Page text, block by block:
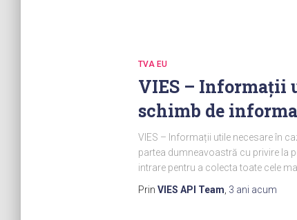
TVA EU
VIES – Informații
schimb de
VIES – Informații utile necesare în
partea dumneavoastră cu privire la
intrare pentru a colecta toate cele
Prin VIES API Team 3 ani acum